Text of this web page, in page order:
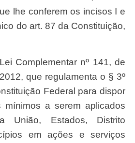
lhe conferem os incisos I e
do art. 87 da Constituição,
que regulamenta o § 3º
Federal para dispor
mínimos a serem aplicados
União, Estados, Distrito
em ações e serviços